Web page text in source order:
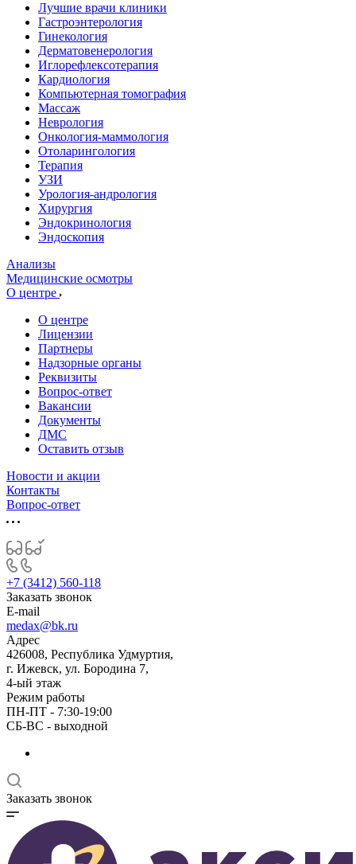
Лучшие врачи клиники
Гастроэнтерология
Гинекология
Дерматовенерология
Иглорефлексотерапия
Кардиология
Компьютерная томография
Массаж
Неврология
Онкология-маммология
Отоларингология
Терапия
УЗИ
Урология-андрология
Хирургия
Эндокринология
Эндоскопия
Анализы
Медицинские осмотры
О центре
О центре
Лицензии
Партнеры
Надзорные органы
Реквизиты
Вопрос-ответ
Вакансии
Документы
ДМС
Оставить отзыв
Новости и акции
Контакты
Вопрос-ответ
+7 (3412) 560-118
Заказать звонок
E-mail
medax@bk.ru
Адрес
426008, Республика Удмуртия,
г. Ижевск, ул. Бородина 7,
4-ый этаж
Режим работы
ПН-ПТ - 7:30-19:00
СБ-ВС - выходной
Заказать звонок